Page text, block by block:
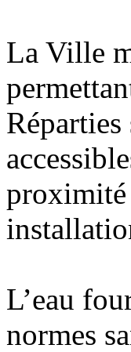
La Ville
proximité
L’eau
normes